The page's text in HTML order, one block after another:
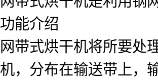
功能介绍
网带式烘干机将所要处
机，分布在输送带上，